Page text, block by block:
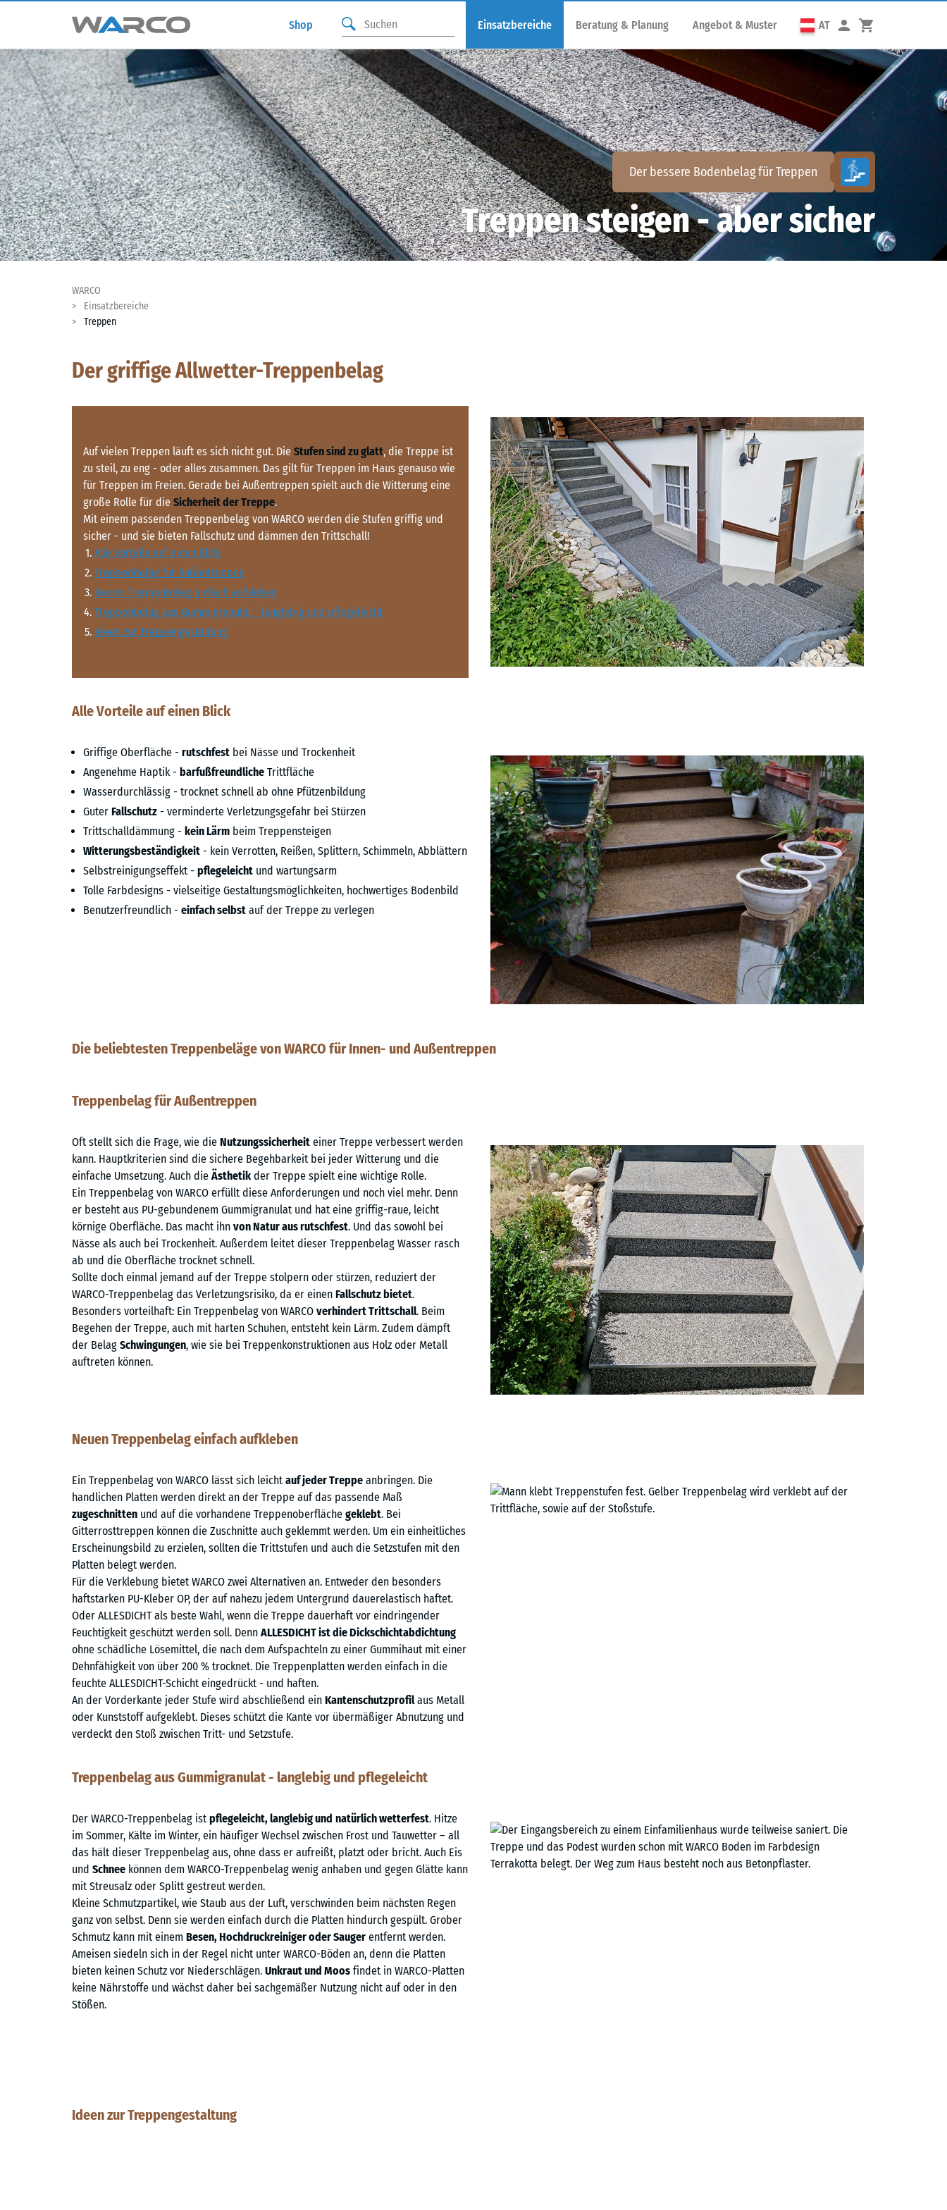
Shop Einsatzbereiche Beratung & Planung Angebot & Muster AT
Der bessere Bodenbelag fürTreppen
Treppen steigen - aber sicher
WARCO
Einsatzbereiche
Treppen
Der griffige Allwetter-Treppenbelag
Auf vielen Treppen läuft es sich nicht gut. Die Stufen sind zu glatt, die Treppe ist
zu steil, zu eng - oder alles zusammen. Das gilt für Treppen im Haus genauso wie
für Treppen im Freien. Gerade bei Außentreppen spielt auch die Witterung eine
große Rolle für die Sicherheit der Treppe.
Mit einem passenden Treppenbelag von WARCO werden die Stufen griffig und
sicher - und sie bieten Fallschutz und dämmen den Trittschall!
Alle Vorteile auf einen Blick
Treppenbelag für Außentreppen
Neuen Treppenbelag einfach aufkleben
Treppenbelag aus Gummigranulat - langlebig und pflegeleicht
Ideen zur Treppengestaltung
Alle Vorteile auf einen Blick
Griffige Oberfläche - rutschfest bei Nässe und Trockenheit
Angenehme Haptik - barfußfreundliche Trittfläche
Wasserdurchlässig - trocknet schnell ab ohne Pfützenbildung
Guter Fallschutz - verminderte Verletzungsgefahr bei Stürzen
Trittschalldämmung - kein Lärm beim Treppensteigen
Witterungsbeständigkeit - kein Verrotten, Reißen, Splittern, Schimmeln, Abblättern
Selbstreinigungseffekt - pflegeleicht und wartungsarm
Tolle Farbdesigns - vielseitige Gestaltungsmöglichkeiten, hochwertiges Bodenbild
Benutzerfreundlich - einfach selbst auf der Treppe zu verlegen
Die beliebtesten Treppenbeläge von WARCO für Innen- und Außentreppen
Treppenbelag für Außentreppen
Oft stellt sich die Frage, wie die Nutzungssicherheit einer Treppe verbessert werden
kann. Hauptkriterien sind die sichere Begehbarkeit bei jeder Witterung und die
einfache Umsetzung. Auch die Ästhetik der Treppe spielt eine wichtige Rolle.
Ein Treppenbelag von WARCO erfüllt diese Anforderungen und noch viel mehr. Denn
er besteht aus PU-gebundenem Gummigranulat und hat eine griffig-raue, leicht
körnige Oberfläche. Das macht ihn von Natur aus rutschfest. Und das sowohl bei
Nässe als auch bei Trockenheit. Außerdem leitet dieser Treppenbelag Wasser rasch
ab und die Oberfläche trocknet schnell.
Sollte doch einmal jemand auf der Treppe stolpern oder stürzen, reduziert der
WARCO-Treppenbelag das Verletzungsrisiko, da er einen Fallschutz bietet.
Besonders vorteilhaft: Ein Treppenbelag von WARCO verhindert Trittschall. Beim
Begehen der Treppe, auch mit harten Schuhen, entsteht kein Lärm. Zudem dämpft
der Belag Schwingungen, wie sie bei Treppenkonstruktionen aus Holz oder Metall
auftreten können.
Neuen Treppenbelag einfach aufkleben
Ein Treppenbelag von WARCO lässt sich leicht auf jeder Treppe anbringen. Die
handlichen Platten werden direkt an der Treppe auf das passende Maß
zugeschnitten und auf die vorhandene Treppenoberfläche geklebt. Bei
Gitterrosttreppen können die Zuschnitte auch geklemmt werden. Um ein einheitliches
Erscheinungsbild zu erzielen, sollten die Trittstufen und auch die Setzstufen mit den
Platten belegt werden.
Für die Verklebung bietet WARCO zwei Alternativen an. Entweder den besonders
haftstarken PU-Kleber OP, der auf nahezu jedem Untergrund dauerelastisch haftet.
Oder ALLESDICHT als beste Wahl, wenn die Treppe dauerhaft vor eindringender
Feuchtigkeit geschützt werden soll. Denn ALLESDICHT ist die Dickschichtabdichtung
ohne schädliche Lösemittel, die nach dem Aufspachteln zu einer Gummihaut mit einer
Dehnfähigkeit von über 200 % trocknet. Die Treppenplatten werden einfach in die
feuchte ALLESDICHT-Schicht eingedrückt - und haften.
An der Vorderkante jeder Stufe wird abschließend ein Kantenschutzprofilaus Metall
oder Kunststoff aufgeklebt. Dieses schützt die Kante vor übermäßiger Abnutzung und
verdeckt den Stoß zwischen Tritt- und Setzstufe.
Treppenbelag aus Gummigranulat - langlebig und pflegeleicht
Der WARCO-Treppenbelag ist pflegeleicht, langlebig und natürlich wetterfest. Hitze
im Sommer, Kälte im Winter, ein häufiger Wechsel zwischen Frost und Tauwetter – all
das hält dieser Treppenbelag aus, ohne dass er aufreißt, platzt oder bricht. Auch Eis
und Schnee können dem WARCO-Treppenbelag wenig anhaben und gegen Glätte kann
mit Streusalz oder Splitt gestreut werden.
Kleine Schmutzpartikel, wie Staub aus der Luft, verschwinden beim nächsten Regen
ganz von selbst. Denn sie werden einfach durch die Platten hindurch gespült. Grober
Schmutz kann mit einem Besen, Hochdruckreiniger oder Sauger entfernt werden.
Ameisen siedeln sich in der Regel nicht unter WARCO-Böden an, denn die Platten
bieten keinen Schutz vor Niederschlägen. Unkraut und Moos findet in WARCO-Platten
keine Nährstoffe und wächst daher bei sachgemäßer Nutzung nicht auf oder in den
Stößen.
Ideen zur Treppengestaltung